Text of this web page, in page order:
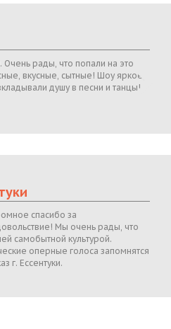
рады, что попали на это
вкусные, сытные! Шоу яркое,
душу в песни и танцы!
спасибо за
Мы очень рады, что
самобытной культурой.
оперные голоса запомнятся
г. Ессентуки.